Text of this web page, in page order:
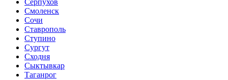
Серпухов
Смоленск
Сочи
Ставрополь
Ступино
Сургут
Сходня
Сыктывкар
Таганрог